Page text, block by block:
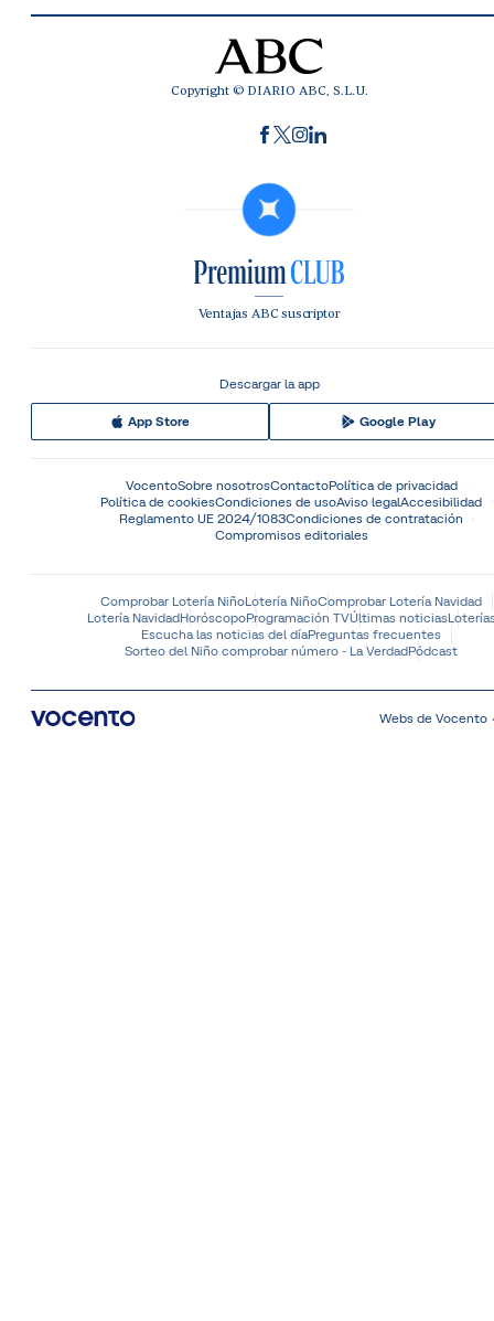
Copyright © DIARIO ABC, S.L.U.
Ventajas ABC suscriptor
Descargar la app
App Store Google Play
VocentoSobre nosotrosContactoPolítica de privacidad
Política de cookiesCondiciones de usoAviso legalAccesibilidad
Reglamento UE 2024/1083Condiciones de contratación
Compromisos editoriales
Comprobar Lotería NiñoLotería NiñoComprobar Lotería Navidad
Lotería NavidadHoróscopoProgramación TVÚltimas noticias
Escucha las noticias del díaPreguntas frecuentes
Sorteo del Niño comprobar número - La VerdadPódcast
Webs de Vocento